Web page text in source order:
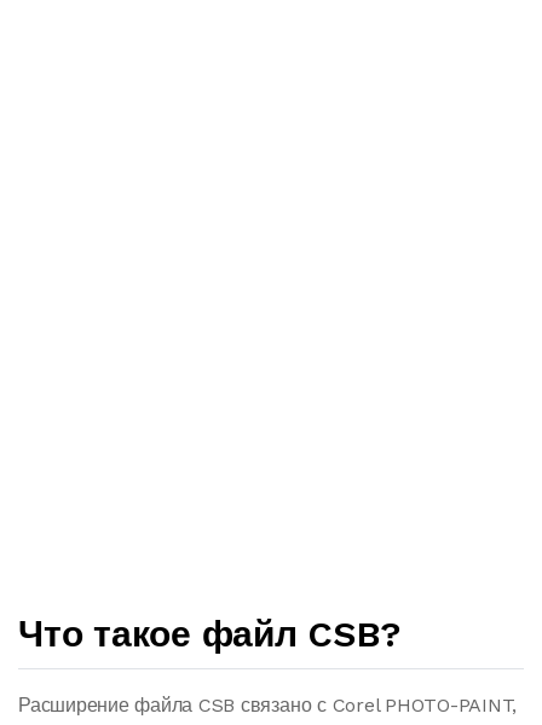
Что такое файл CSB?
Расширение файла CSB связано с Corel PHOTO-PAINT,